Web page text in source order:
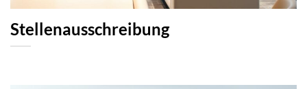
Stellenausschreibung